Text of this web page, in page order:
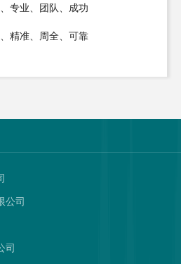
专业、团队、成功
精准、周全、可靠
公司
司